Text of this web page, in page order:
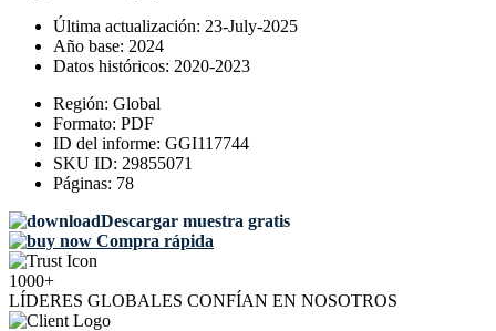
Última actualización: 23-July-2025
Año base: 2024
Datos históricos: 2020-2023
Región: Global
Formato: PDF
ID del informe: GGI117744
SKU ID: 29855071
Páginas: 78
Descargar muestra gratis
Compra rápida
1000+
LÍDERES GLOBALES CONFÍAN EN NOSOTROS